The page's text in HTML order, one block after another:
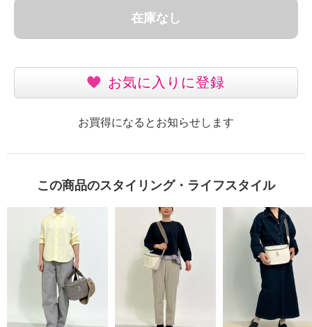
在庫なし
お気に入りに登録
お買得になるとお知らせします
この商品のスタイリング・ライフスタイル